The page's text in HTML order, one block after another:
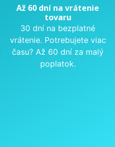
Až 60 dní na vrátenie
tovaru
30 dní na bezplatné
vrátenie. Potrebujete viac
času? Až 60 dní za malý
poplatok.